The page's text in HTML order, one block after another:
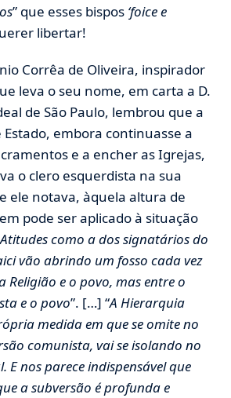
” que esses bispos ‘foice e
libertar!
Corrêa de Oliveira, inspirador
leva o seu nome, em carta a D.
de São Paulo, lembrou que a
Estado, embora continuasse a
e a encher as Igrejas,
o clero esquerdista na sua
ele notava, àquela altura de
pode ser aplicado à situação
Atitudes como a dos signatários do
vão abrindo um fosso cada vez
Religião e o povo, mas entre o
e o povo”. […] “A Hierarquia
medida em que se omite no
comunista, vai se isolando no
E nos parece indispensável que
a subversão é profunda e